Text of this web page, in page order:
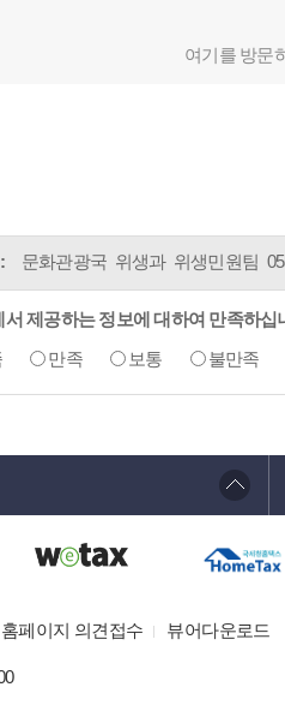
여기를 방문
문화관광국 위생과 위생민원팀
서 제공하는 정보에 대하여 만족하십
만족 보통 불만족
홈페이지 의견접수 뷰어다운로드